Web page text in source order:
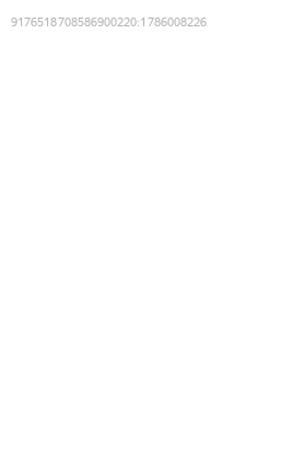
9176518708586900220:1786008226